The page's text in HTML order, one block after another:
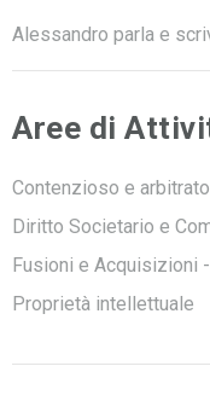
Alessandro parla e
Aree di
Contenzioso e
Diritto Societario e
Fusioni e Acquisizioni
Proprietà intellettuale